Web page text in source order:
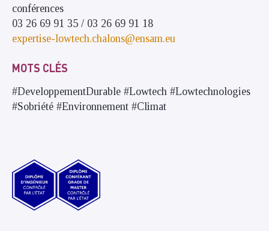
conférences
03 26 69 91 35 / 03 26 69 91 18
expertise-lowtech.chalons@ensam.eu
MOTS CLÉS
#DeveloppementDurable #Lowtech #Lowtechnologies
#Sobriété #Environnement #Climat